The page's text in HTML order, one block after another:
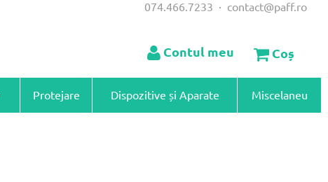
Contul meu Coș
074.466.7233 · contact@paff.ro
Protejare Dispozitive și Aparate Miscelaneu